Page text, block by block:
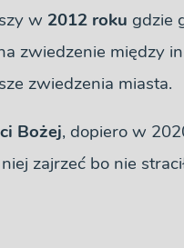
w 2012 roku gdzie
zwiedzenie między
zwiedzenia miasta.
Bożej, dopiero w
zajrzeć bo nie